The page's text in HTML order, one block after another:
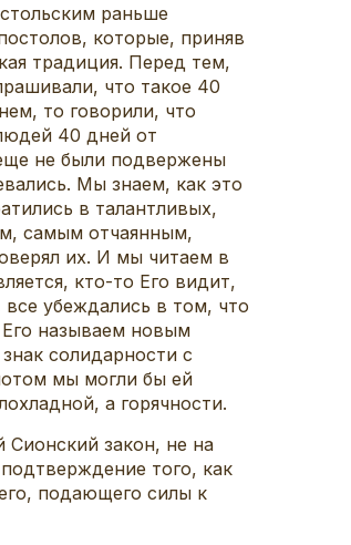
раньше
которые, приняв
традиция. Перед тем,
что такое 40
то говорили, что
40 дней от
не были подвержены
Мы знаем, как это
в талантливых,
самым отчаянным,
их. И мы читаем в
кто-то Его видит,
убеждались в том, что
называем новым
солидарности с
мы могли бы ей
а горячности.
закон, не на
того, как
подающего силы к